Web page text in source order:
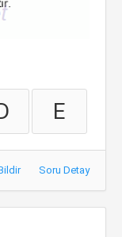
E
Soru Detay